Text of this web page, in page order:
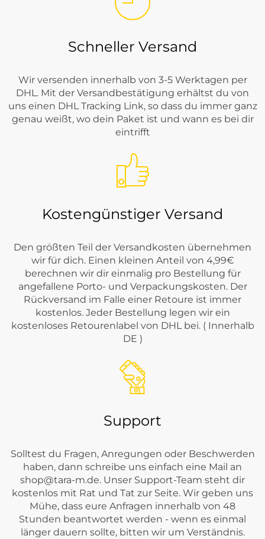
Schneller Versand
Wir versenden innerhalb von 3-5 Werktagen per
DHL. Mit der Versandbestätigung erhältst du von
uns einen DHL Tracking Link, so dass du immer ganz
genau weißt, wo dein Paket ist und wann es bei dir
eintrifft
Kostengünstiger Versand
Den größten Teil der Versandkosten übernehmen
wir für dich. Einen kleinen Anteil von 4,99€
berechnen wir dir einmalig pro Bestellung für
angefallene Porto- und Verpackungskosten. Der
Rückversand im Falle einer Retoure ist immer
kostenlos. Jeder Bestellung legen wir ein
kostenloses Retourenlabel von DHL bei. ( Innerhalb
DE )
Support
Solltest du Fragen, Anregungen oder Beschwerden
haben, dann schreibe uns einfach eine Mail an
shop@tara-m.de. Unser Support-Team steht dir
kostenlos mit Rat und Tat zur Seite. Wir geben uns
Mühe, dass eure Anfragen innerhalb von 48
Stunden beantwortet werden - wenn es einmal
länger dauern sollte, bitten wir um Verständnis.